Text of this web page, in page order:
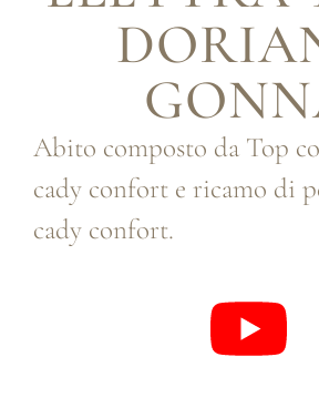
Abito composto da Top
cady confort e ricamo di
cady confort.